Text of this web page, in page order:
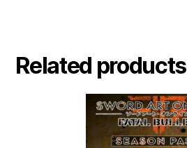
Related products